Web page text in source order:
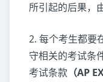
所引起的后果，
2. 每个考生都要
守相关的考试条
考试条款 （AP